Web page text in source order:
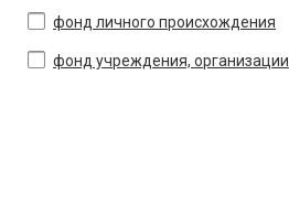
фонд личного происхождения
фонд учреждения, организации